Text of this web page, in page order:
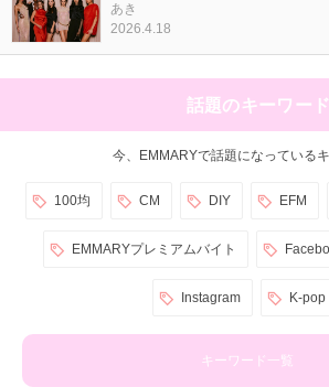
あき
2026.4.18
話題のキーワード
今、EMMARYで話題になっている
100均 CM DIY EFM
EMMARYプレミアムバイト
Instagram K-pop
キーワード一覧